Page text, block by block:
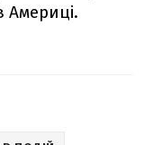
Америці.